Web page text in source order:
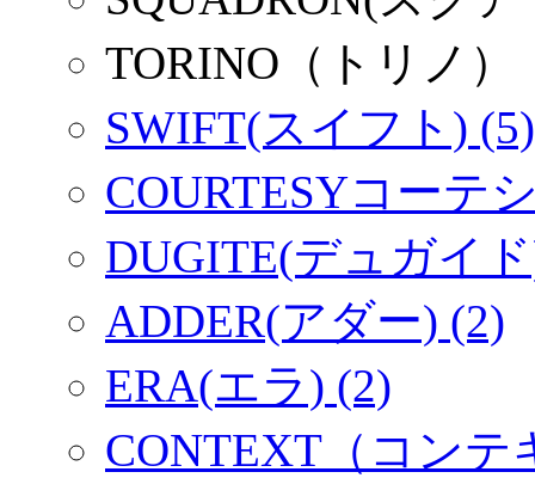
TORINO（トリノ）
SWIFT(スイフト) (5)
COURTESYコーテ
DUGITE(デュガイ
ADDER(アダー) (2)
ERA(エラ) (2)
CONTEXT（コンテ